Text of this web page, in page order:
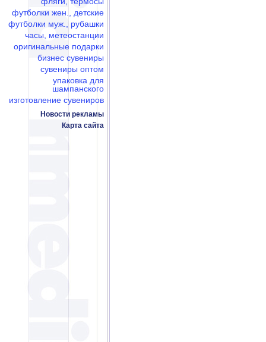
футболки жен., детские
футболки муж., рубашки
часы, метеостанции
оригинальные подарки
бизнес сувениры
сувениры оптом
упаковка для
шампанского
изготовление сувениров
Новости рекламы
Карта сайта